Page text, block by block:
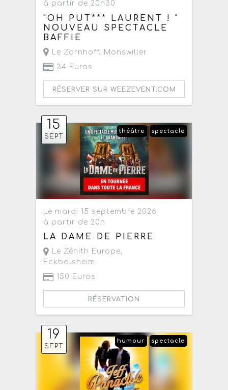
à partir de 20h30
"OH PUT*** LAURENT ! "
NOUVEAU SPECTACLE
BAFFIE
Le Zornhoff, Monswiller
34 Euros
RÉSERVER SUR WEEZEVENT.COM
15
SEPT
spectacle
théâtre
Le mardi 15 septembre 2026
à partir de 20h
LA DAME DE PIERRE
Le Zénith Europe,
Eckbolsheim
150 Euros
RÉSERVATION
19
SEPT
spectacle
humour